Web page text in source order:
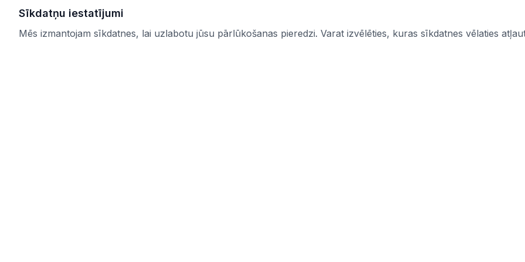
Sīkdatņu iestatījumi
Mēs izmantojam sīkdatnes, lai uzlabotu jūsu pārlūkošanas pieredzi. Varat izvēlēties, kuras sīkdatnes vēlaties